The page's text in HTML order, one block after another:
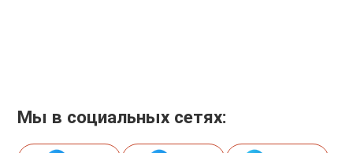
Мы в социальных сетях: